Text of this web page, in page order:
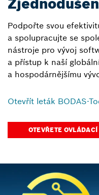
Podpořte svou
a spolupracujte se
nástroje pro vývoj
a přístup k naší
a hospodárnějšímu
Otevřít leták BODAS-
OTEVŘETE